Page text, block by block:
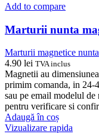
Add to compare
Marturii nunta
Marturii magnetice nunta
4.90 lei TVA inclus
Magnetii au
primim comanda, in
sau pe email modelul de
pentru verificare si
Adaugă în coș
Vizualizare rapida